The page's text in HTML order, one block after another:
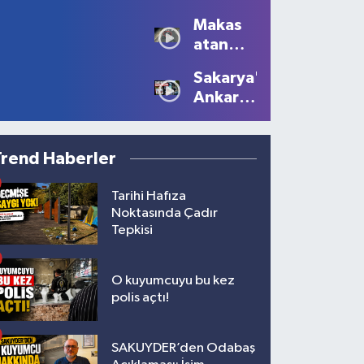
Manzaralar
Oluştu
Tüm
Güzelliğiyle
Devam
Ediyor
Makas
atan
10 bin
lira ceza
Sakarya'dan
Ankara'ya
çağrısı
Haberler
Tarihi Hafıza
Noktasında Çadır
Tepkisi
O kuyumcuyu bu kez
polis açtı!
SAKUYDER’den Odabaş